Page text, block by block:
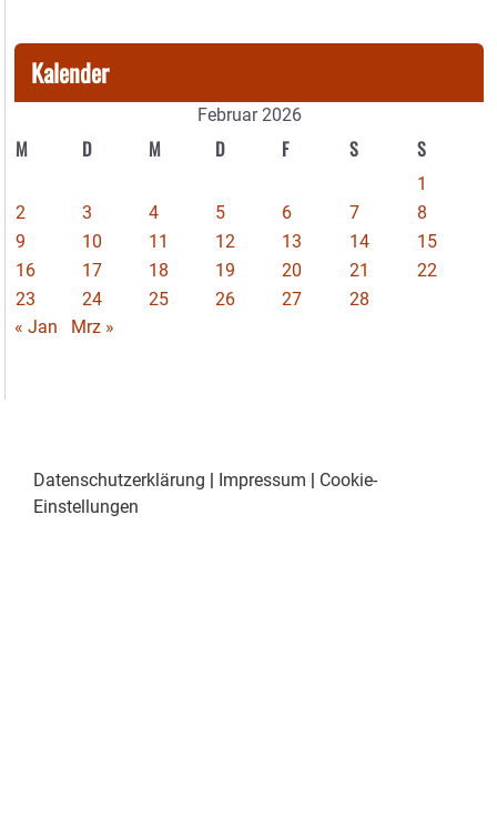
Kalender
Februar 2026
M D M D F S S
1
2
3 4 5 6 7
8
9
10 11 12 13 14
15
16
17 18 19 20 21
22
23
24 25 26 27
28
« Jan
Mrz »
Datenschutzerklärung Impressum
Cookie-
Einstellungen